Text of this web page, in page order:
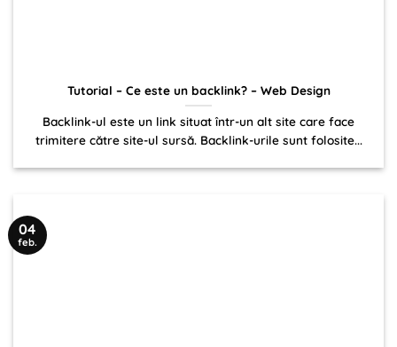
Tutorial – Ce este un backlink? – Web Design
Backlink-ul este un link situat într-un alt site care face
trimitere către site-ul sursă. Backlink-urile sunt folosite...
04
feb.